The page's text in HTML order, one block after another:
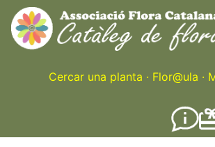
Skip
to
main
content
Cercar una planta · Flor@ula ·